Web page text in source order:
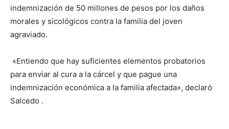
indemnización de 50 millones de pesos por los daños
morales y sicológicos contra la familia del joven
agraviado.
«Entiendo que hay suficientes elementos probatorios
para enviar al cura a la cárcel y que pague una
indemnización económica a la familia afectada», declaró
Salcedo .